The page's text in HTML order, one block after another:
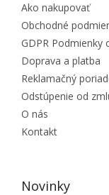
Ako nakupovať
Obchodné
GDPR Podmienky
Doprava a platba
Reklamačný
Odstúpenie od
O nás
Kontakt
Novinky